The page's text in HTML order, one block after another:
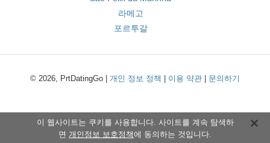
라메고
포르투갈
© 2026, PrtDatingGo | 개인 정보 정책 이용 약관 문의하기
이 웹사이트는 쿠키를 사용합니다. 사이트를 계속 탐색하
면 개인정보 보호정책에 동의하는 것입니다.